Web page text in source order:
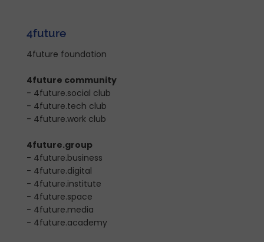
4future
4future foundation
4future community
- 4future.social club
- 4future.tech club
- 4future.work club
4future.group
- 4future.business
- 4future.digital
- 4future.institute
- 4future.space
- 4future.media
- 4future.academy